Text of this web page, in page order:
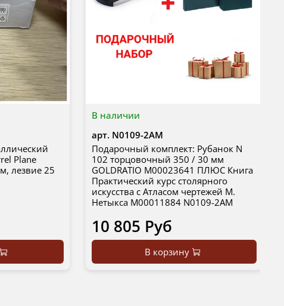
Plane
лезвие 25
В наличии
арт. N0109-2AM
Подарочный комплект: Рубанок N
102 торцовочный 350 / 30 мм
GOLDRATIO М00023641 ПЛЮС Книга
Практический курс столярного
искусства с Атласом чертежей М.
Нетыкса М00011884 N0109-2AM
10 805 Руб
В корзину